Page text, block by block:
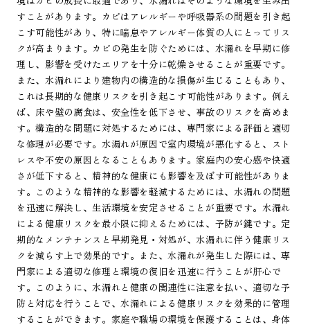
すことがあります。カビはアレルギーや呼吸器系の問題を引き起
こす可能性があり、特に喘息やアレルギー体質の人にとってリス
クが高まります。カビの発生を防ぐためには、水漏れを早期に修
理し、影響を受けたエリアを十分に乾燥させることが重要です。
また、水漏れにより建物内の構造的な損傷が生じることもあり、
これは長期的な健康リスクを引き起こす可能性があります。例え
ば、床や壁の腐食は、安全性を低下させ、事故のリスクを高めま
す。構造的な問題に対処するためには、専門家による評価と適切
な修理が必要です。水漏れが原因で室内環境が悪化すると、スト
レスや不安の原因となることもあります。家庭内の安心感や快適
さが低下すると、精神的な健康にも影響を及ぼす可能性がありま
す。このような精神的な影響を軽減するためには、水漏れの問題
を迅速に解決し、生活環境を安定させることが重要です。水漏れ
による健康リスクを最小限に抑えるためには、予防が鍵です。定
期的なメンテナンスと早期発見・対処が、水漏れに伴う健康リス
クを減らす上で効果的です。また、水漏れが発生した際には、専
門家による適切な修理と環境の復旧を迅速に行うことが肝心で
す。このように、水漏れと健康の関連性に注意を払い、適切な予
防と対応を行うことで、水漏れによる健康リスクを効果的に管理
することができます。家庭や職場の環境を保護することは、身体